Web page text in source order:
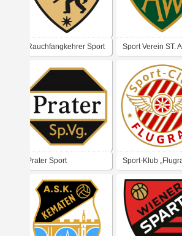
Rauchfangkehrer Sport Sport Verein ST.
(Städtische
Wiens)
Prater Sport
Vereinigung
Sport-Klub